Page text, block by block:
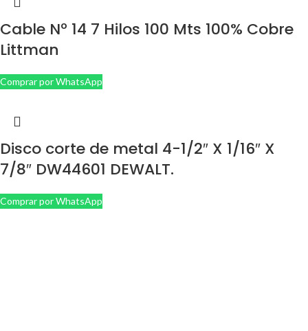
Cable Nº 14 7 Hilos 100 Mts 100% Cobre
Littman
Comprar por WhatsApp
Disco corte de metal 4-1/2″ X 1/16″ X
7/8″ DW44601 DEWALT.
Comprar por WhatsApp